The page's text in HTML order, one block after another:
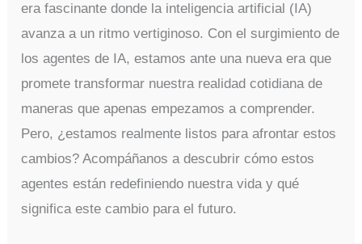
era fascinante donde la inteligencia artificial (IA)
avanza a un ritmo vertiginoso. Con el surgimiento de
los agentes de IA, estamos ante una nueva era que
promete transformar nuestra realidad cotidiana de
maneras que apenas empezamos a comprender.
Pero, ¿estamos realmente listos para afrontar estos
cambios? Acompáñanos a descubrir cómo estos
agentes están redefiniendo nuestra vida y qué
significa este cambio para el futuro.